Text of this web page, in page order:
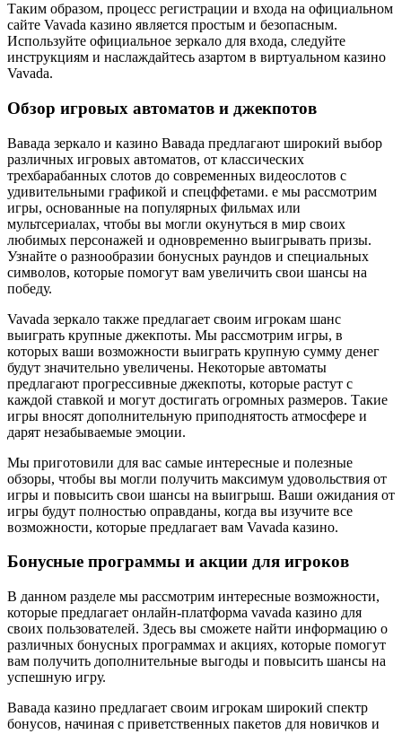
Таким образом, процесс регистрации и входа на официальном
сайте Vavada казино является простым и безопасным.
Используйте официальное зеркало для входа, следуйте
инструкциям и наслаждайтесь азартом в виртуальном казино
Vavada.
Обзор игровых автоматов и джекпотов
Вавада зеркало и казино Вавада предлагают широкий выбор
различных игровых автоматов, от классических
трехбарабанных слотов до современных видеослотов с
удивительными графикой и спецффетами. е мы рассмотрим
игры, основанные на популярных фильмах или
мультсериалах, чтобы вы могли окунуться в мир своих
любимых персонажей и одновременно выигрывать призы.
Узнайте о разнообразии бонусных раундов и специальных
символов, которые помогут вам увеличить свои шансы на
победу.
Vavada зеркало также предлагает своим игрокам шанс
выиграть крупные джекпоты. Мы рассмотрим игры, в
которых ваши возможности выиграть крупную сумму денег
будут значительно увеличены. Некоторые автоматы
предлагают прогрессивные джекпоты, которые растут с
каждой ставкой и могут достигать огромных размеров. Такие
игры вносят дополнительную приподнятость атмосфере и
дарят незабываемые эмоции.
Мы приготовили для вас самые интересные и полезные
обзоры, чтобы вы могли получить максимум удовольствия от
игры и повысить свои шансы на выигрыш. Ваши ожидания от
игры будут полностью оправданы, когда вы изучите все
возможности, которые предлагает вам Vavada казино.
Бонусные программы и акции для игроков
В данном разделе мы рассмотрим интересные возможности,
которые предлагает онлайн-платформа vavada казино для
своих пользователей. Здесь вы сможете найти информацию о
различных бонусных программах и акциях, которые помогут
вам получить дополнительные выгоды и повысить шансы на
успешную игру.
Вавада казино предлагает своим игрокам широкий спектр
бонусов, начиная с приветственных пакетов для новичков и